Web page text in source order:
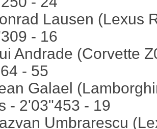
Lausen (Lexus
- 16
Andrade (Corvette
- 55
Galael
- 2'03"453 - 19
Umbrarescu